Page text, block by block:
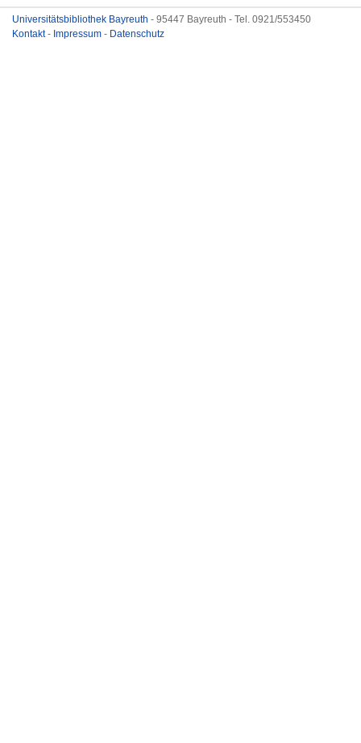
Universitätsbibliothek Bayreuth - 95447 Bayreuth - Tel. 0921/553450
Kontakt- Impressum - Datenschutz